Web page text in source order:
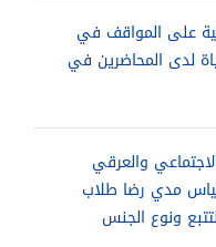
على المواقف في
لدى المحاضرين في
والعرقي
مدي رضا طلاب
ونوع الجنس